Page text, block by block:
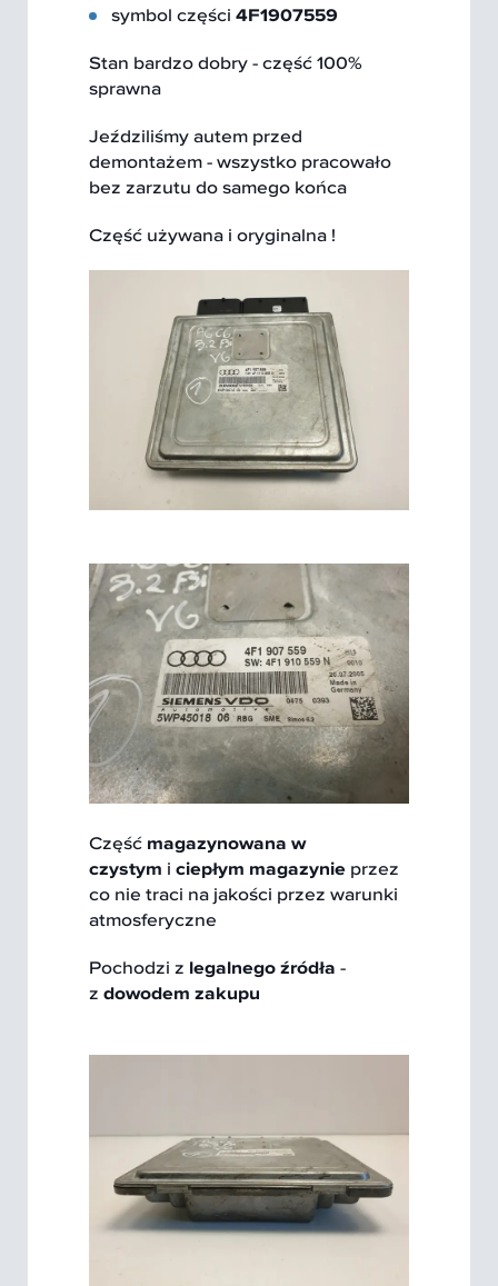
symbol części 4F1907559
Stan bardzo dobry - część 100%
sprawna
Jeździliśmy autem przed
demontażem - wszystko pracowało
bez zarzutu do samego końca
Część używana i oryginalna !
Część magazynowana w
czystym i ciepłym magazynie przez
co nie traci na jakości przez warunki
atmosferyczne
Pochodzi z legalnego źródła -
z dowodem zakupu